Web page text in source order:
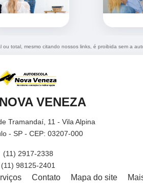
- SP - CEP: 03207-000
(11) 98125-2401
Contato